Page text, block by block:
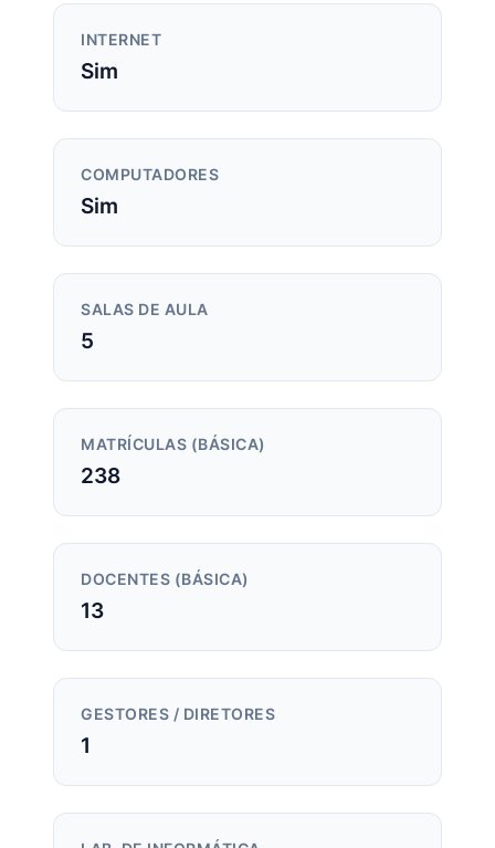
INTERNET
Sim
COMPUTADORES
Sim
SALAS DE AULA
5
MATRÍCULAS (BÁSICA)
238
DOCENTES (BÁSICA)
13
GESTORES / DIRETORES
1